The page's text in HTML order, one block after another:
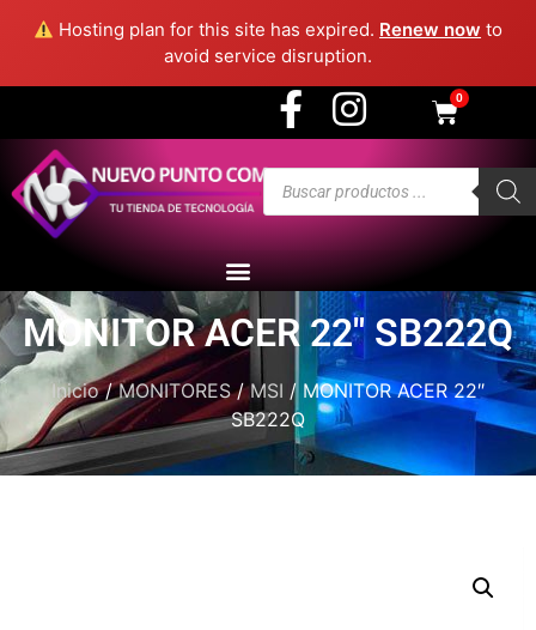
Hosting plan for this site has expired. Renew now to
avoid service disruption.
- Medellín
0
MONITOR ACER 22″ SB222Q
Inicio/MONITORES/MSI / MONITOR ACER 22″
SB222Q